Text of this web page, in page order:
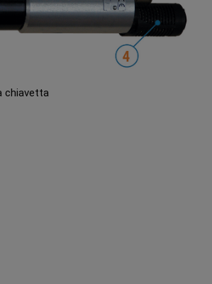
chiavetta